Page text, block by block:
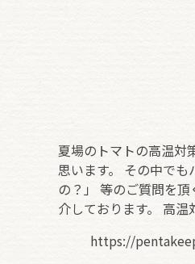
夏場のトマトの高温対
思います。 その中で
の？」 等のご質問を
介しております。 高
https://